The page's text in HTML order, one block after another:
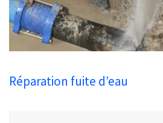
Réparation fuite d’eau